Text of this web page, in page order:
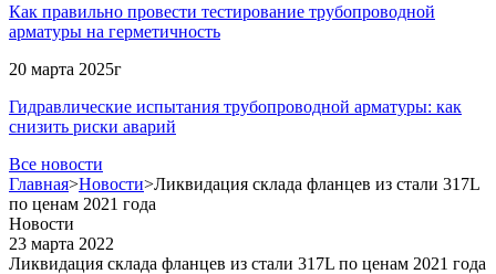
Как правильно провести тестирование трубопроводной
арматуры на герметичность
20 марта 2025г
Гидравлические испытания трубопроводной арматуры: как
снизить риски аварий
Все новости
Главная>Новости>Ликвидация склада фланцев из стали 317L
по ценам 2021 года
Новости
23 марта 2022
Ликвидация склада фланцев из стали 317L по ценам 2021 года